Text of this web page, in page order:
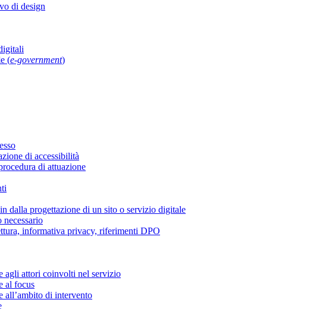
di design
(e-government)
di accessibilità
di attuazione
dalla progettazione di un sito o servizio digitale
informativa privacy, riferimenti DPO
agli attori coinvolti nel servizio
al focus
all’ambito di intervento